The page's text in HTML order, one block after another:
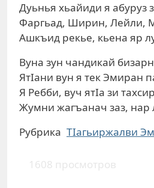
Дуьнья хьайиди я абуруз
Фаргьад, Ширин, Лейли,
Ашкъид рекье, кьена яр
Вуна зун чандикай
ЯтIани вун я тек Эмиран
Я Ребби, вуч ятIа зи
Жумни жагъанач заз, нар
Рубрика ТIагьиржалви
1608 просмотров